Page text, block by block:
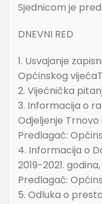
Sjednicom je
DNEVNI RED
1. Usvajanje
Općinskog
2. Vijećnička
3. Informacija o
Odjeljenje Trnovo
Predlagač:
4. Informacija o
2019-2021. godina,
Predlagač:
5. Odluka o